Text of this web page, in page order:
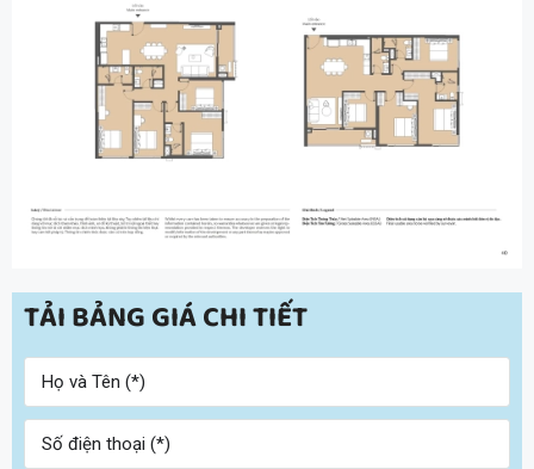
TẢI BẢNG GIÁ CHI TIẾT